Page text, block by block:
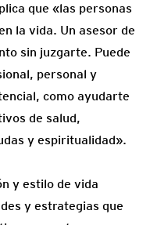
que «las personas
la vida. Un asesor de
sin juzgarte. Puede
personal y
como ayudarte
de salud,
y espiritualidad».
y estilo de vida
y estrategias que